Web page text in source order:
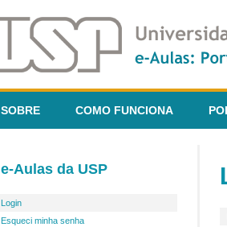
SOBRE COMO FUNCIONA
e-Aulas da USP
Login
Esqueci minha senha